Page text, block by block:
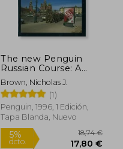
5%
dcto.
The new Penguin
Russian Course: A
Complete Course for
Beginners (en Inglés)
Brown, Nicholas J.
(1)
Penguin, 1996, 1 Edición,
Tapa Blanda, Nuevo